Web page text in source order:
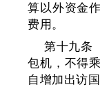
算以外资金
费用。
第十九条
包机，不得
自增加出访